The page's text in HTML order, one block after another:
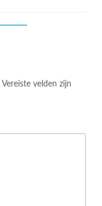
Vereiste velden zijn